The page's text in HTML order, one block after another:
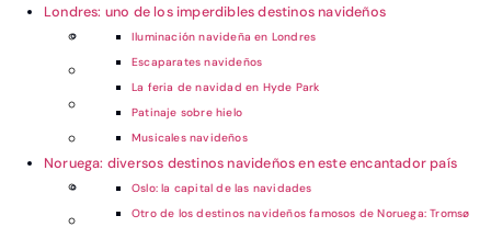
Londres: uno de los imperdibles destinos navideños
Iluminación navideña en Londres
Escaparates navideños
La feria de navidad en Hyde Park
Patinaje sobre hielo
Musicales navideños
Noruega: diversos destinos navideños en este encantador país
Oslo: la capital de las navidades
Otro de los destinos navideños famosos de Noruega: Tromsø